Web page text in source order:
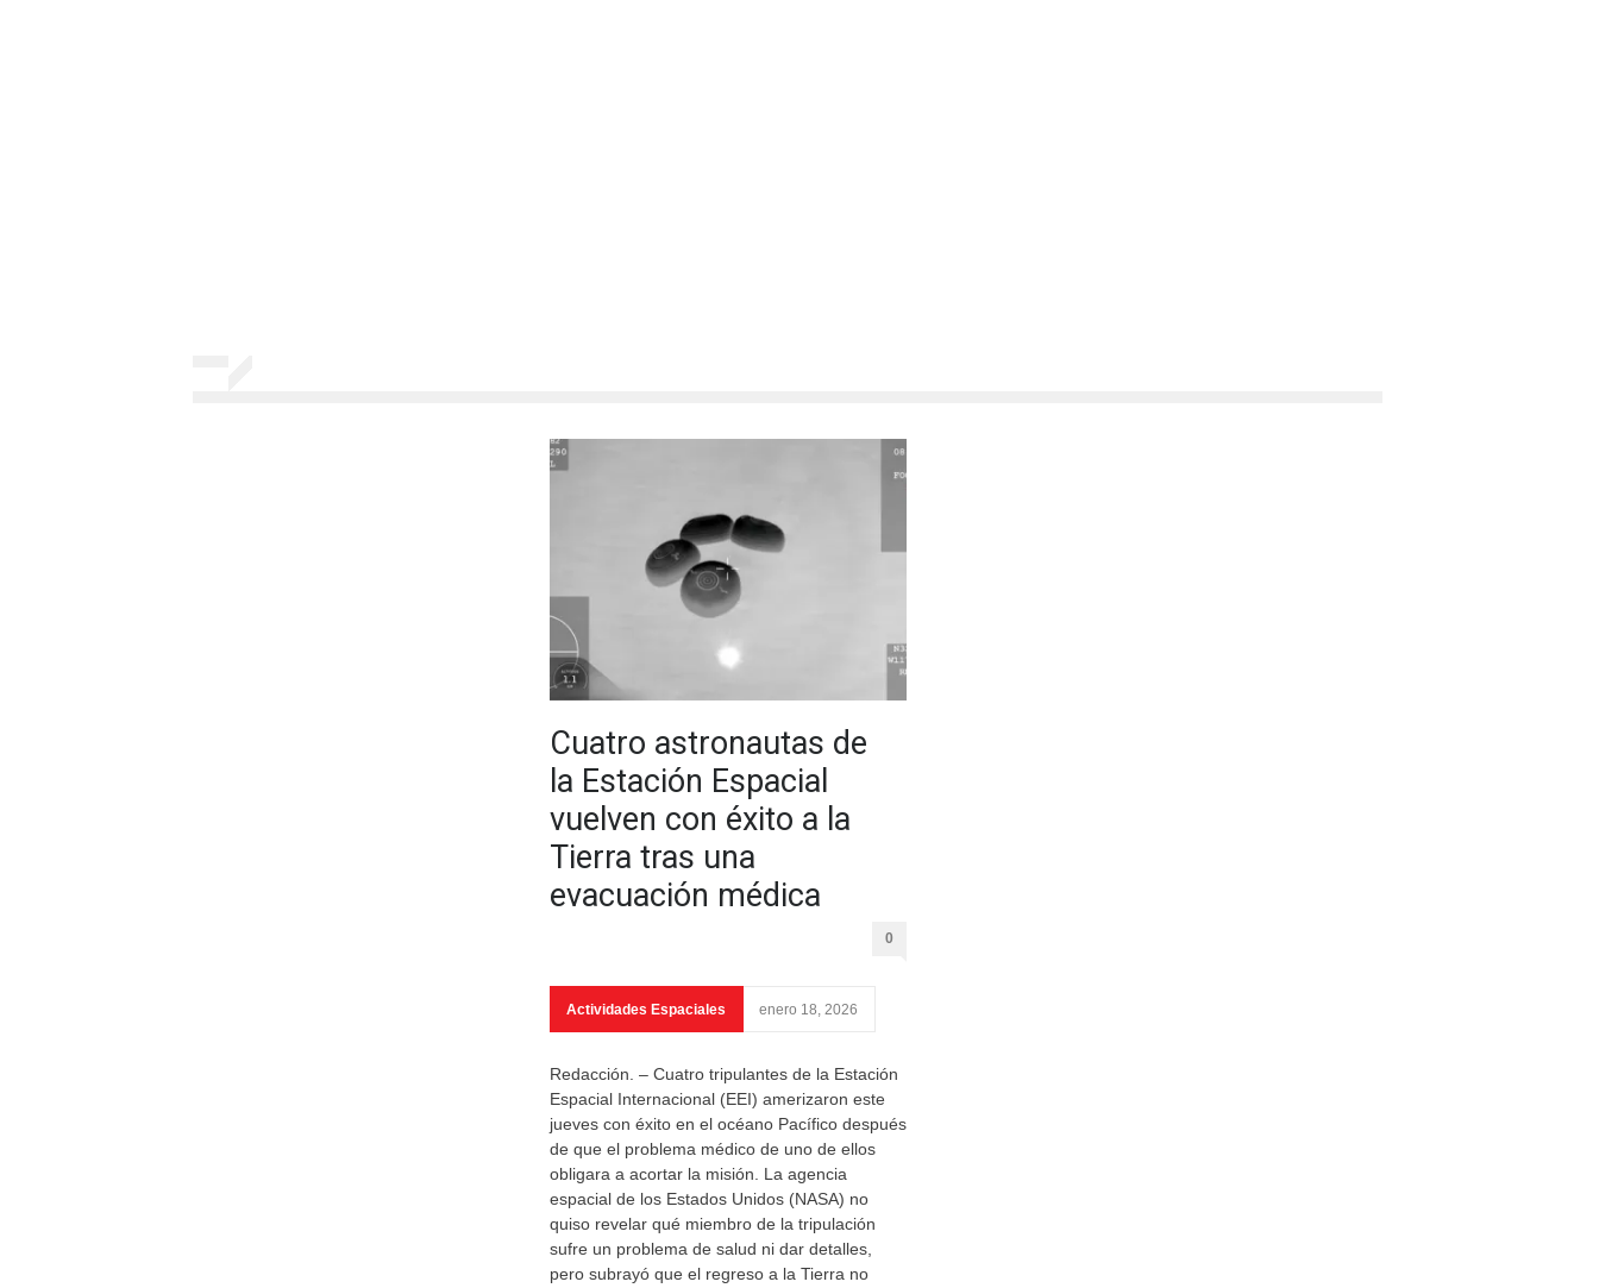
Cuatro astronautas de
la Estación Espacial
vuelven con éxito a la
Tierra tras una
evacuación médica
0
Actividades Espaciales enero 18, 2026
Redacción. – Cuatro tripulantes de la Estación
Espacial Internacional (EEI) amerizaron este
jueves con éxito en el océano Pacífico después
de que el problema médico de uno de ellos
obligara a acortar la misión. La agencia
espacial de los Estados Unidos (NASA) no
quiso revelar qué miembro de la tripulación
sufre un problema de salud ni dar detalles,
pero subrayó que el regreso a la Tierra no